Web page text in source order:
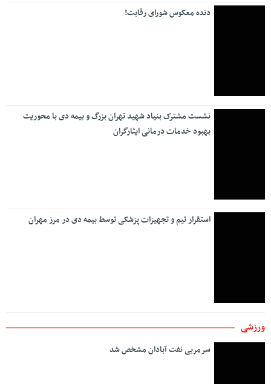
دنده معکوس شورای رقابت!
نشست مشترک بنیاد شهید تهران بزرگ و بیمه دی با محوریت
بهبود خدمات درمانی ایثارگران
استقرار تیم و تجهیزات پزشکی توسط بیمه دی در مرز مهران
ورزشی
سرمربی نفت آبادان مشخص شد